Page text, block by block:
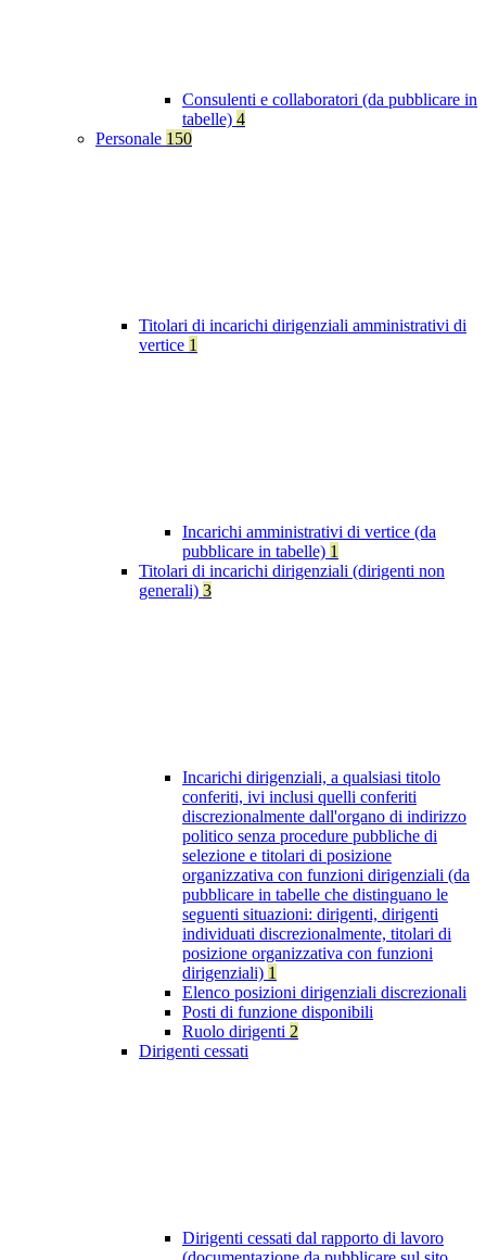
Consulenti e collaboratori (da pubblicare in
tabelle) 4
Personale 150
Titolari di incarichi dirigenziali amministrativi di
vertice 1
Incarichi amministrativi di vertice (da
pubblicare in tabelle) 1
Titolari di incarichi dirigenziali (dirigenti non
generali) 3
Incarichi dirigenziali, a qualsiasi titolo
conferiti, ivi inclusi quelli conferiti
discrezionalmente dall'organo di indirizzo
politico senza procedure pubbliche di
selezione e titolari di posizione
organizzativa con funzioni dirigenziali (da
pubblicare in tabelle che distinguano le
seguenti situazioni: dirigenti, dirigenti
individuati discrezionalmente, titolari di
posizione organizzativa con funzioni
dirigenziali) 1
Elenco posizioni dirigenziali discrezionali
Posti di funzione disponibili
Ruolo dirigenti 2
Dirigenti cessati
Dirigenti cessati dal rapporto di lavoro